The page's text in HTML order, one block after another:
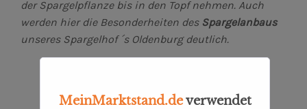
der Spargelpflanze bis in den Topf nehmen. Auch
werden hier die Besonderheiten des Spargelanbaus
unseres Spargelhof ´s Oldenburg deutlich.
MeinMarktstand.deverwendet